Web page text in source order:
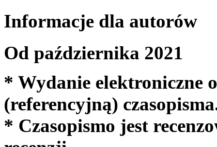
Informacje dla autorów
Od października 2021
* Wydanie elektroniczne
(referencyjną)
* Czasopismo jest